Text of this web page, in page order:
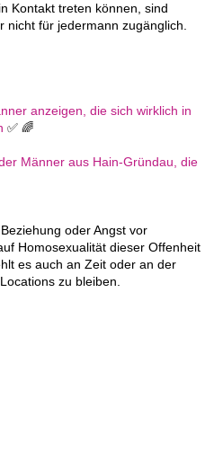
Kontakt treten können, sind
nicht für jedermann zugänglich.
anzeigen, die sich wirklich in
✅ 🌈
Männer aus Hain-Gründau, die
oder Angst vor
Homosexualität dieser Offenheit
es auch an Zeit oder an der
zu bleiben.